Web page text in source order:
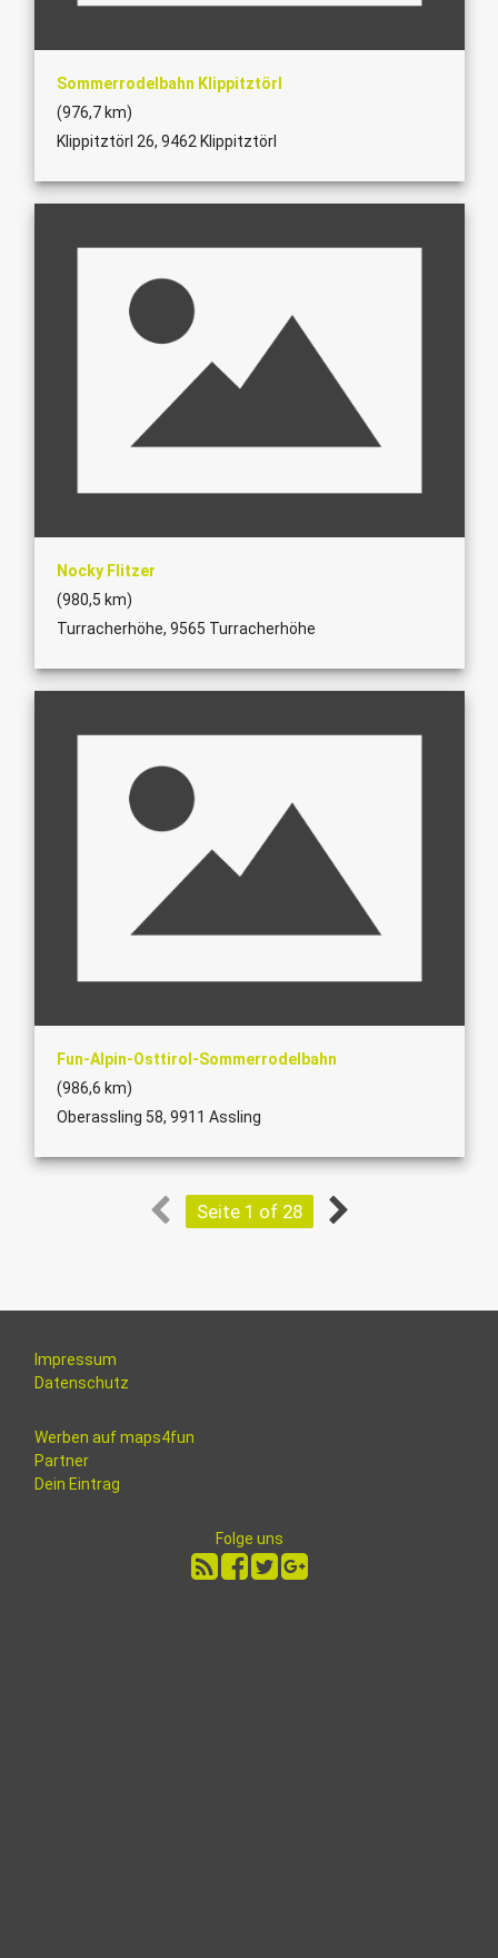
Sommerrodelbahn Klippitztörl
(976,7 km)
Klippitztörl 26, 9462 Klippitztörl
Nocky Flitzer
(980,5 km)
Turracherhöhe, 9565 Turracherhöhe
Fun-Alpin-Osttirol-Sommerrodelbahn
(986,6 km)
Oberassling 58, 9911 Assling
Seite 1 of 28
Impressum
Datenschutz
Werben auf maps4fun
Partner
Dein Eintrag
Folge uns